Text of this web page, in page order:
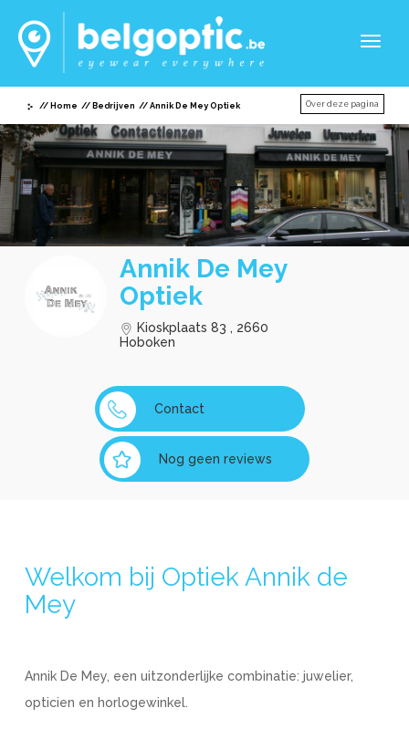
Home Bedrijven Annik De Mey Optiek Over deze pagina
Annik De Mey
Optiek
Kioskplaats 83 , 2660
Hoboken
Contact
Nog geen reviews
Welkom bij Optiek Annik de
Mey
Annik De Mey, een uitzonderlijke combinatie: juwelier,
opticien en horlogewinkel.